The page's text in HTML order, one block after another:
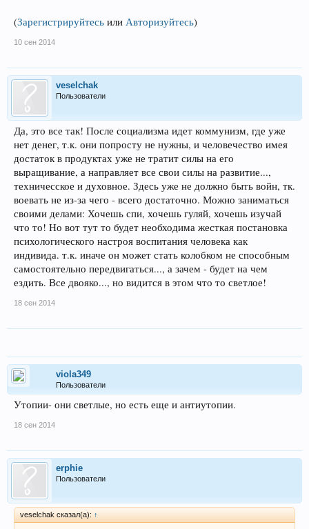
(Зарегистрируйтесь или Авторизуйтесь)
10 сен 2014
veselchak
Пользователи
Да, это все так! После социализма идет коммунизм, где уже
нет денег, т.к. они попросту не нужны, и человечество имея
достаток в продуктах уже не тратит силы на его
выращивание, а направляет все свои силы на развитие...,
техничесское и духовное. Здесь уже не должно быть войн, тк.
воевать не из-за чего - всего достаточно. Можно заниматься
своими делами: Хочешь спи, хочешь гуляй, хочешь изучай
что то! Но вот тут то будет необходима жесткая постановка
психологического настроя воспитания человека как
индивида. т.к. иначе он может стать колобком не способным
самостоятельно передвигаться..., а зачем - будет на чем
ездить. Все двояко..., но видится в этом что то светлое!
18 сен 2014
viola349
Пользователи
Утопии- они светлые, но есть еще и антиутопии.
18 сен 2014
erphie
Пользователи
veselchak сказал(а): ↑